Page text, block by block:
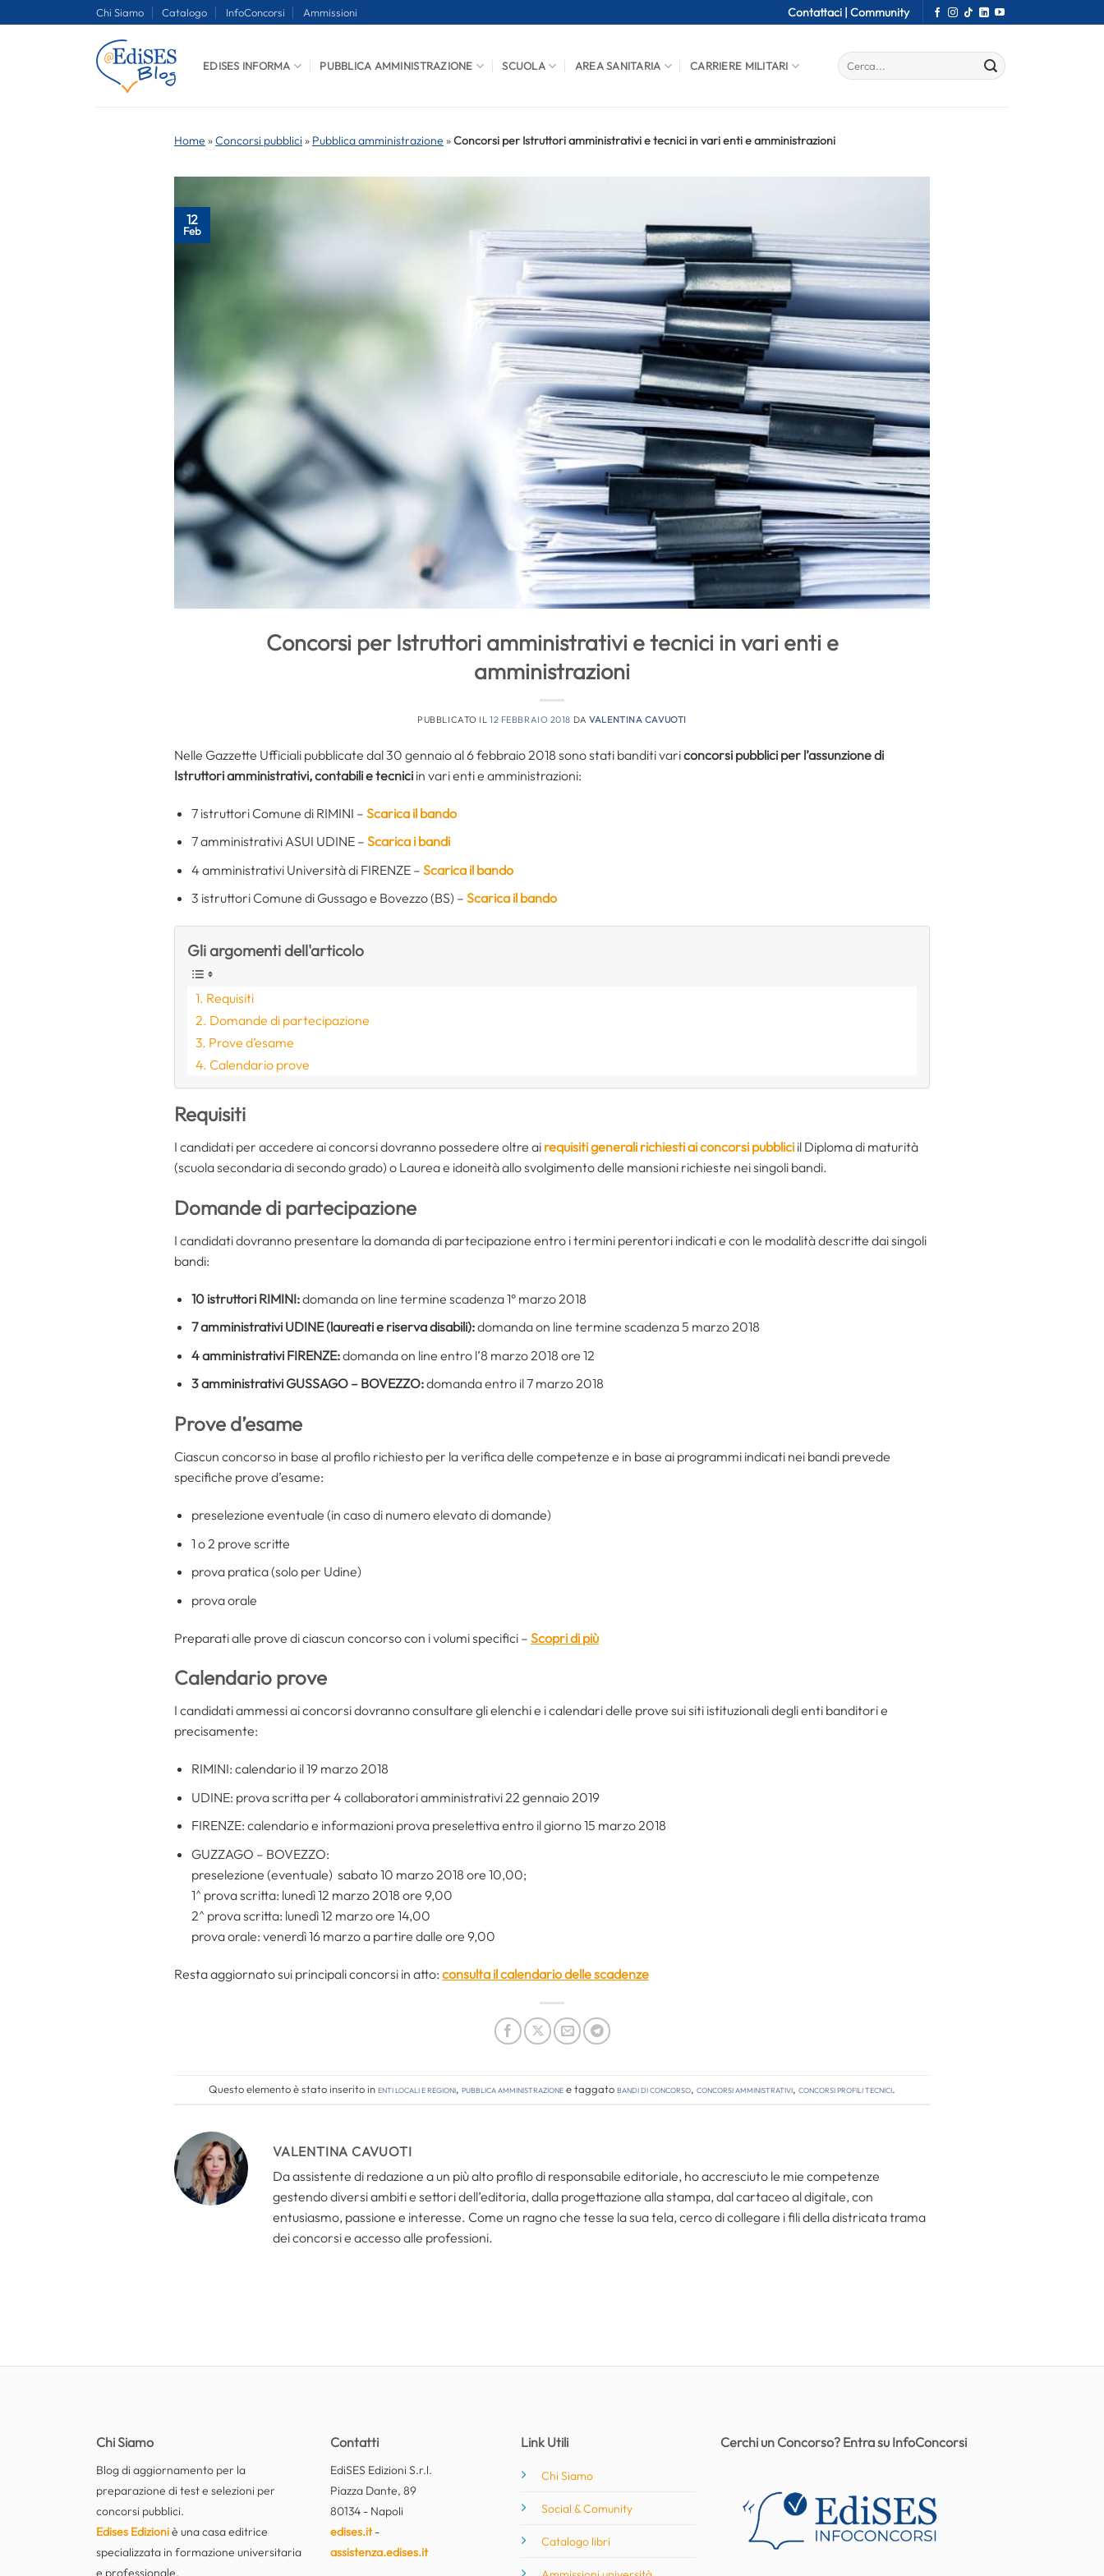
Chi Siamo Catalogo InfoConcorsi Ammissioni Contattaci | Community
EDISES INFORMA PUBBLICA AMMINISTRAZIONE SCUOLA AREA SANITARIA CARRIERE MILITARI
Home »Concorsi pubblici » Pubblica amministrazione »Concorsi per Istruttori amministrativi e tecnici in vari enti e amministrazioni
12
Feb
Concorsi per Istruttori amministrativi e tecnici in vari enti e
amministrazioni
PUBBLICATO IL12 FEBBRAIO 2018 DAVALENTINA CAVUOTI
Nelle Gazzette Ufficiali pubblicate dal 30 gennaio al 6 febbraio 2018 sono stati banditi variconcorsi pubblici per l’assunzione di
Istruttori amministrativi, contabili e tecnici in vari enti e amministrazioni:
7 istruttori Comune di RIMINI – Scarica il bando
7 amministrativi ASUI UDINE – Scarica i bandi
4 amministrativi Università di FIRENZE – Scarica il bando
3 istruttori Comune di Gussago e Bovezzo (BS) – Scarica il bando
Gli argomenti dell'articolo
Requisiti
Domande di partecipazione
Prove d’esame
Calendario prove
Requisiti
I candidati per accedere ai concorsi dovranno possedere oltre ai requisiti generali richiesti ai concorsi pubblici il Diploma di maturità
(scuola secondaria di secondo grado) o Laurea e idoneità allo svolgimento delle mansioni richieste nei singoli bandi.
Domande di partecipazione
I candidati dovranno presentare la domanda di partecipazione entro i termini perentori indicati e con le modalità descritte dai singoli
bandi:
10 istruttori RIMINI:domanda on line termine scadenza 1° marzo 2018
7 amministrativi UDINE (laureati e riserva disabili):domanda on line termine scadenza 5 marzo 2018
4 amministrativi FIRENZE:domanda on line entro l’8 marzo 2018 ore 12
3 amministrativi GUSSAGO – BOVEZZO:domanda entro il 7 marzo 2018
Prove d’esame
Ciascun concorso in base al profilo richiesto per la verifica delle competenze e in base ai programmi indicati nei bandi prevede
specifiche prove d’esame:
preselezione eventuale (in caso di numero elevato di domande)
1 o 2 prove scritte
prova pratica (solo per Udine)
prova orale
Preparati alle prove di ciascun concorso con i volumi specifici – Scopri di più
Calendario prove
I candidati ammessi ai concorsi dovranno consultare gli elenchi e i calendari delle prove sui siti istituzionali degli enti banditori e
precisamente:
RIMINI: calendario il 19 marzo 2018
UDINE: prova scritta per 4 collaboratori amministrativi 22 gennaio 2019
FIRENZE: calendario e informazioni prova preselettiva entro il giorno 15 marzo 2018
GUZZAGO – BOVEZZO:
preselezione (eventuale) sabato 10 marzo 2018 ore 10,00;
1^ prova scritta: lunedì 12 marzo 2018 ore 9,00
2^ prova scritta: lunedì 12 marzo ore 14,00
prova orale: venerdì 16 marzo a partire dalle ore 9,00
Resta aggiornato sui principali concorsi in atto: consulta il calendario delle scadenze
Questo elemento è stato inserito inEnti locali e regioni, Pubblica amministrazionee taggatobandi di concorso, concorsi amministrativi, concorsi profili tecnici.
VALENTINA CAVUOTI
Da assistente di redazione a un più alto profilo di responsabile editoriale, ho accresciuto le mie competenze
gestendo diversi ambiti e settori dell’editoria, dalla progettazione alla stampa, dal cartaceo al digitale, con
entusiasmo, passione e interesse. Come un ragno che tesse la sua tela, cerco di collegare i fili della districata trama
dei concorsi e accesso alle professioni.
Chi Siamo
Blog di aggiornamento per la
preparazione di test e selezioni per
concorsi pubblici.
Edises Edizioniè una casa editrice
specializzata in formazione universitaria
e professionale.
Contatti
EdiSES Edizioni S.r.l.
Piazza Dante, 89
80134 - Napoli
edises.it-
assistenza.edises.it
Link Utili
Chi Siamo
Social & Comunity
Catalogo libri
Cerchi un Concorso? Entra su InfoConcorsi